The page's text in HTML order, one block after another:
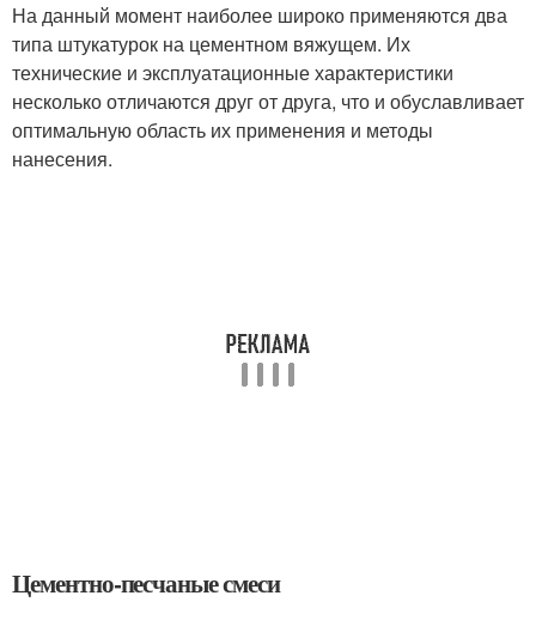
На данный момент наиболее широко применяются два
типа штукатурок на цементном вяжущем. Их
технические и эксплуатационные характеристики
несколько отличаются друг от друга, что и обуславливает
оптимальную область их применения и методы
нанесения.
Цементно-песчаные смеси